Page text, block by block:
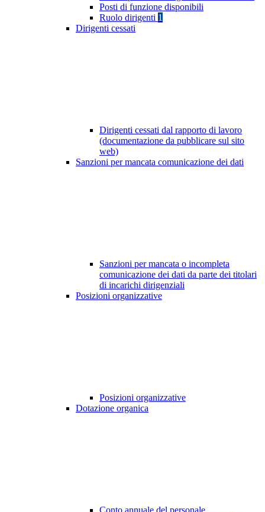
Posti di funzione disponibili
Ruolo dirigenti 1
Dirigenti cessati
Dirigenti cessati dal rapporto di lavoro
(documentazione da pubblicare sul sito
web)
Sanzioni per mancata comunicazione dei dati
Sanzioni per mancata o incompleta
comunicazione dei dati da parte dei titolari
di incarichi dirigenziali
Posizioni organizzative
Posizioni organizzative
Dotazione organica